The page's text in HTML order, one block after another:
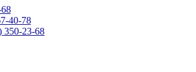
40-78
350-23-68